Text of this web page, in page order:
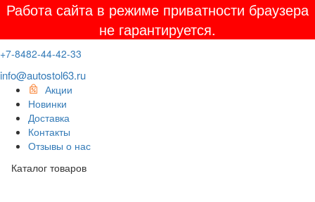
Работа сайта в режиме приватности браузера
не гарантируется.
+7-8482-44-42-33
info@autostol63.ru
Акции
Новинки
Доставка
Контакты
Отзывы о нас
Каталог товаров